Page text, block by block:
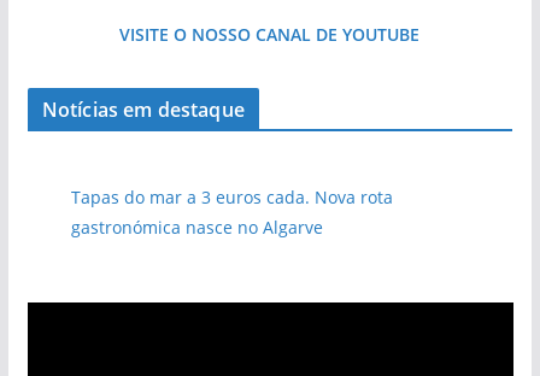
VISITE O NOSSO CANAL DE YOUTUBE
Notícias em destaque
Tapas do mar a 3 euros cada. Nova rota
gastronómica nasce no Algarve